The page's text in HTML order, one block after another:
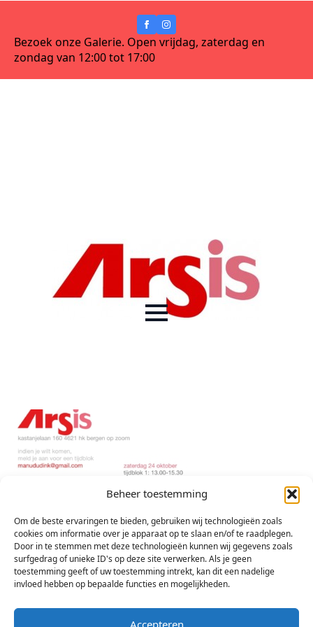
Beheer toestemming
Om de beste ervaringen te bieden, gebruiken wij technologieën zoals
cookies om informatie over je apparaat op te slaan en/of te raadplegen.
Door in te stemmen met deze technologieën kunnen wij gegevens zoals
surfgedrag of unieke ID's op deze site verwerken. Als je geen
toestemming geeft of uw toestemming intrekt, kan dit een nadelige
invloed hebben op bepaalde functies en mogelijkheden.
Accepteren
Bezoek onze Galerie. Open vrijdag, zaterdag en
zondag van 12:00 tot 17:00